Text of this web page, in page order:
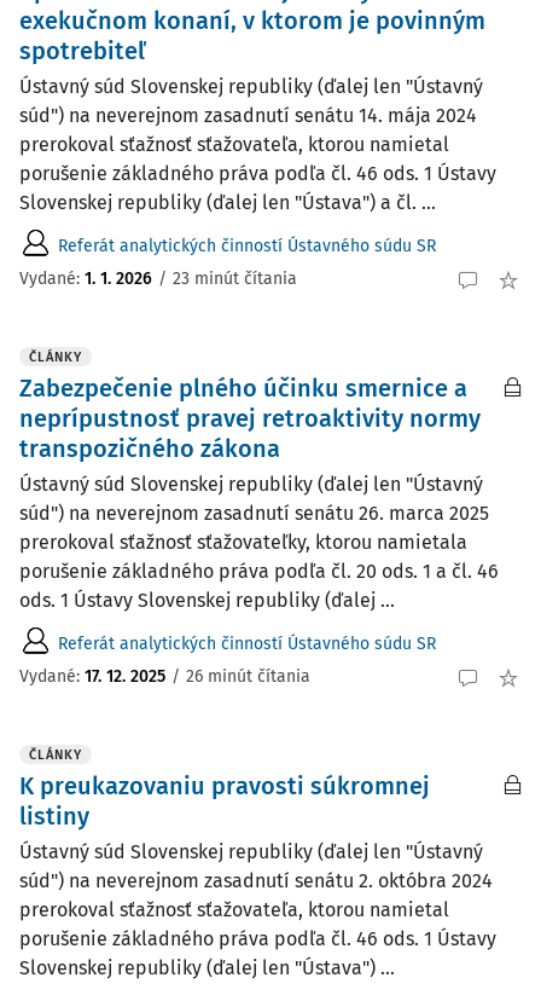
exekučnom konaní, v ktorom je povinným
spotrebiteľ
Ústavný súd Slovenskej republiky (ďalej len "Ústavný
súd") na neverejnom zasadnutí senátu 14. mája 2024
prerokoval sťažnosť sťažovateľa, ktorou namietal
porušenie základného práva podľa čl. 46 ods. 1 Ústavy
Slovenskej republiky (ďalej len "Ústava") a čl. ...
Referát analytických činností Ústavného súdu SR
Vydané: 1. 1. 2026 / 23 minút čítania
ČLÁNKY
Zabezpečenie plného účinku smernice a
neprípustnosť pravej retroaktivity normy
transpozičného zákona
Ústavný súd Slovenskej republiky (ďalej len "Ústavný
súd") na neverejnom zasadnutí senátu 26. marca 2025
prerokoval sťažnosť sťažovateľky, ktorou namietala
porušenie základného práva podľa čl. 20 ods. 1 a čl. 46
ods. 1 Ústavy Slovenskej republiky (ďalej ...
Referát analytických činností Ústavného súdu SR
Vydané: 17. 12. 2025 / 26 minút čítania
ČLÁNKY
K preukazovaniu pravosti súkromnej
listiny
Ústavný súd Slovenskej republiky (ďalej len "Ústavný
súd") na neverejnom zasadnutí senátu 2. októbra 2024
prerokoval sťažnosť sťažovateľa, ktorou namietal
porušenie základného práva podľa čl. 46 ods. 1 Ústavy
Slovenskej republiky (ďalej len "Ústava") ...